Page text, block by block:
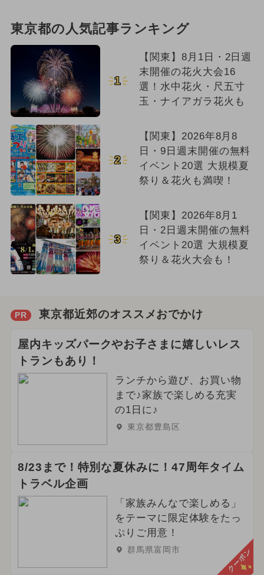
東京都の人気記事ランキング
1
【関東】8月1日・2日週
末開催の花火大会16
選！水中花火・尺五寸
玉・ナイアガラ花火も
2
【関東】2026年8月8
日・9日週末開催の無料
イベント20選 大規模夏
祭り＆花火も満喫！
3
【関東】2026年8月1
日・2日週末開催の無料
イベント20選 大規模夏
祭り＆花火大会も！
PR 東京都近郊のオススメおでかけ
屋内キッズパークやお子さまに嬉しいレス
トランもあり！
ランチから遊び、お買い物
まで♪家族で楽しめる充実
の1日に♪
東京都豊島区
8/23まで！特別な夏休みに！47周年タイム
トラベル企画
「家族みんなで楽しめる」
をテーマに限定体験をたっ
ぷりご用意！
群馬県富岡市 クーポン